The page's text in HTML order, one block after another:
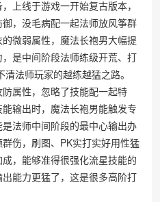
上线于游戏一开始复古版本，
，没毛病配一起法师放风筝群
微弱属性，魔法长袍男大幅提
是中间阶段法师练级开荒、打
法师玩家的越练越猛之路。
属性，忽略了技能配一起特
输出时，魔法长袍男能触发专
法师中间阶段的最中心输出办
伤，刷图、PK实打实好用性猛
，能够准得很强化流星技能的
能力更猛了，这是很多高阶打